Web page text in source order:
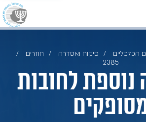
הכלכליים פיקוח ואסדרה
חוזרים
2385
לחובות